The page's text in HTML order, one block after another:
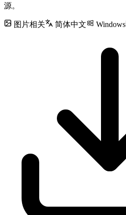
源。
图片相关 简体中文 Windows